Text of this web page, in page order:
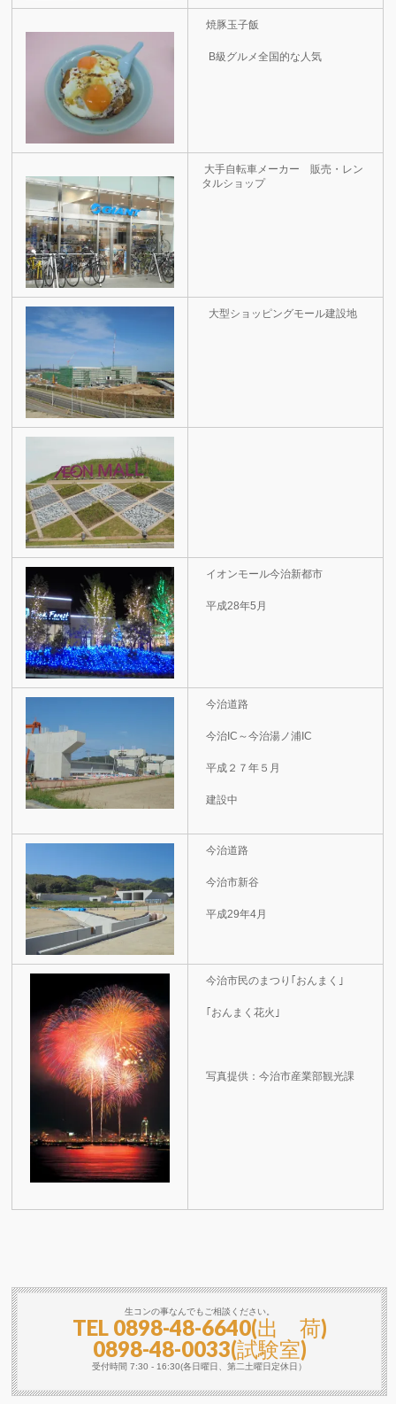
焼豚玉子飯
B級グルメ全国的な人気
大手自転車メーカー 販売・レン
タルショップ
大型ショッピングモール建設地
イオンモール今治新都市
平成28年5月
今治道路
今治IC～今治湯ノ浦IC
平成２７年５月
建設中
今治道路
今治市新谷
平成29年4月
今治市民のまつり｢おんまく｣
｢おんまく花火｣
写真提供：今治市産業部観光課
生コンの事なんでもご相談ください。
TEL 0898-48-6640(出 荷)
0898-48-0033(試験室)
受付時間 7:30 - 16:30(各日曜日、第二土曜日定休日）